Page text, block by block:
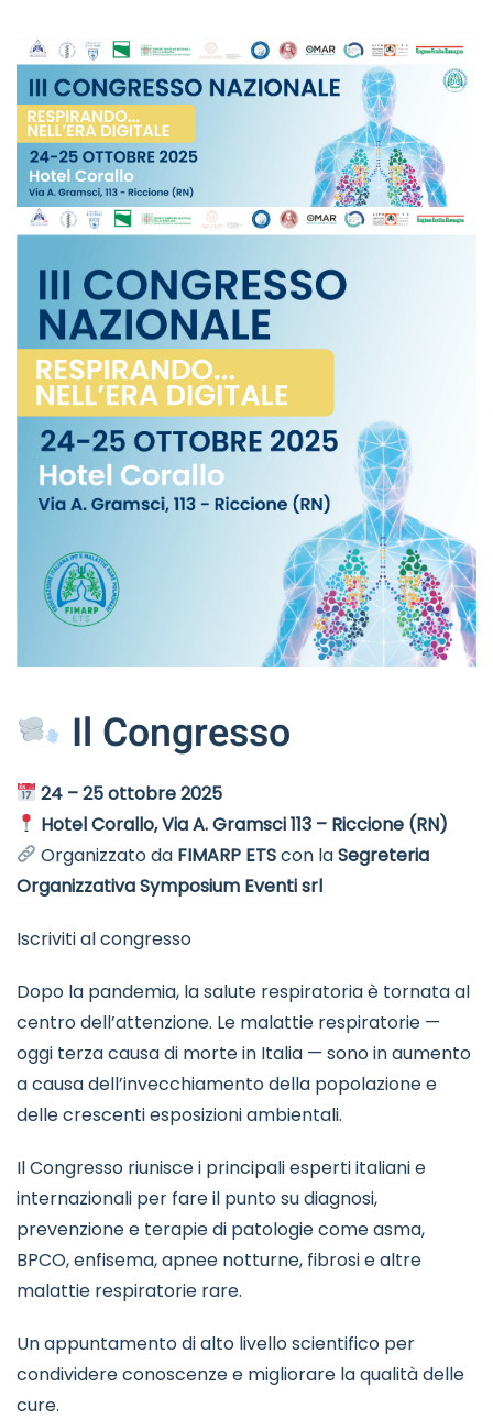
Nazionale
Il Congresso
24 – 25 ottobre 2025
Hotel Corallo, Via A. Gramsci 113 – Riccione (RN)
Organizzato da FIMARP ETScon laSegreteria
Organizzativa Symposium Eventi srl
Iscriviti al congresso
Dopo la pandemia, la salute respiratoria è tornata al
centro dell’attenzione. Le malattie respiratorie —
oggi terza causa di morte in Italia — sono in aumento
a causa dell’invecchiamento della popolazione e
delle crescenti esposizioni ambientali.
Il Congresso riunisce i principali esperti italiani e
internazionali per fare il punto su diagnosi,
prevenzione e terapie di patologie come asma,
BPCO, enfisema, apnee notturne, fibrosi e altre
malattie respiratorie rare.
Un appuntamento di alto livello scientifico per
condividere conoscenze e migliorare la qualità delle
cure.